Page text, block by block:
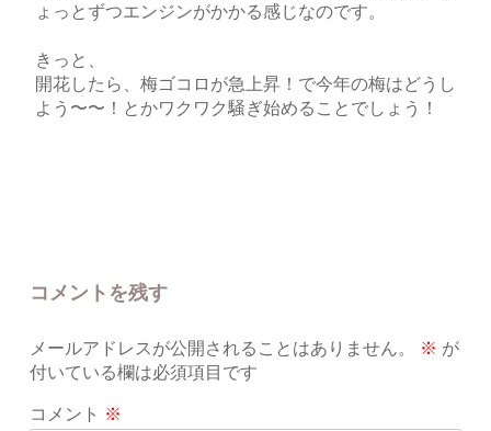
ょっとずつエンジンがかかる感じなのです。
きっと、
開花したら、梅ゴコロが急上昇！で今年の梅はどうし
よう〜〜！とかワクワク騒ぎ始めることでしょう！
コメントを残す
メールアドレスが公開されることはありません。 ※ が
付いている欄は必須項目です
コメント ※